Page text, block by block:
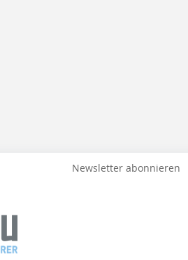
Newsletter abonnieren